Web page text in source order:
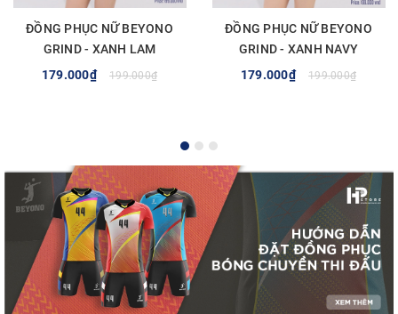
ĐỒNG PHỤC NỮ BEYONO
GRIND - XANH LAM
179.000₫
199.000₫
ĐỒNG PHỤC NỮ BEYONO
GRIND - XANH NAVY
179.000₫
199.000₫